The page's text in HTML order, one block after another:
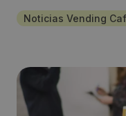
Noticias Vending